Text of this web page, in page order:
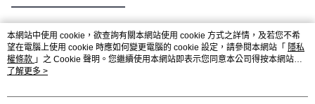
熱門標籤
本網站中使用 cookie，欲查詢有關本網站使用 cookie 方式之詳情，及若您不希
望在電腦上使用 cookie 時應如何變更電腦的 cookie 設定，請參閱本網站「 隱私
權條款 」之 Cookie 聲明。您繼續使用本網站即表示您同意本公司得按本網站使
用條款之 Cookie 聲明使用 cookie。
了解更多 >